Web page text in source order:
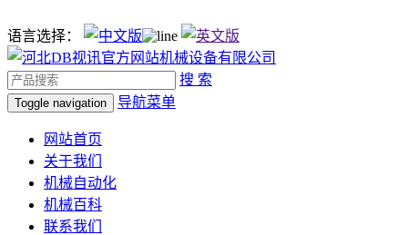
语言选择：
搜 索
Toggle navigation 导航菜单
网站首页
关于我们
机械自动化
机械百科
联系我们